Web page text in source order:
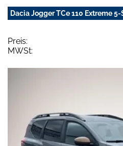
Dacia Jogger TCe 110 Extreme 5-
Preis:
MWSt: